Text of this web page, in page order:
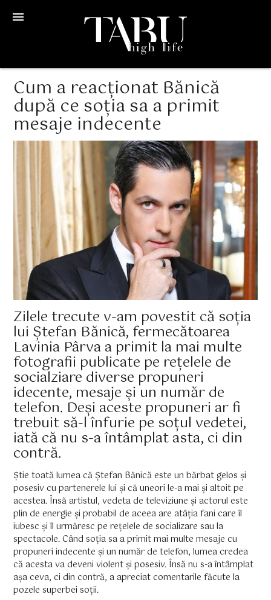
menu
Cum a reacționat Bănică
după ce soția sa a primit
mesaje indecente
Zilele trecute v-am povestit că soția
lui Ștefan Bănică, fermecătoarea
Lavinia Pârva a primit la mai multe
fotografii publicate pe rețelele de
socialziare diverse propuneri
idecente, mesaje și un număr de
telefon. Deși aceste propuneri ar fi
trebuit să-l înfurie pe soțul vedetei,
iată că nu s-a întâmplat asta, ci din
contră.
Știe toată lumea că Ștefan Bănică este un bărbat gelos și
posesiv cu partenerele lui și că uneori le-a mai și altoit pe
acestea. Însă artistul, vedeta de televiziune și actorul este
plin de energie și probabil de aceea are atâția fani care îl
iubesc și îl urmăresc pe rețelele de socializare sau la
spectacole. Când soția sa a primit mai multe mesaje cu
propuneri indecente și un număr de telefon, lumea credea
că acesta va deveni violent și posesiv. Însă nu s-a întâmplat
așa ceva, ci din contră, a apreciat comentarile făcute la
pozele superbei soții.